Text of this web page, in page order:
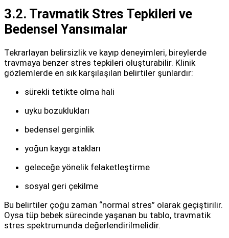
3.2. Travmatik Stres Tepkileri ve
Bedensel Yansımalar
Tekrarlayan belirsizlik ve kayıp deneyimleri, bireylerde
travmaya benzer stres tepkileri oluşturabilir. Klinik
gözlemlerde en sık karşılaşılan belirtiler şunlardır:
sürekli tetikte olma hali
uyku bozuklukları
bedensel gerginlik
yoğun kaygı atakları
geleceğe yönelik felaketleştirme
sosyal geri çekilme
Bu belirtiler çoğu zaman “normal stres” olarak geçiştirilir.
Oysa tüp bebek sürecinde yaşanan bu tablo, travmatik
stres spektrumunda değerlendirilmelidir.